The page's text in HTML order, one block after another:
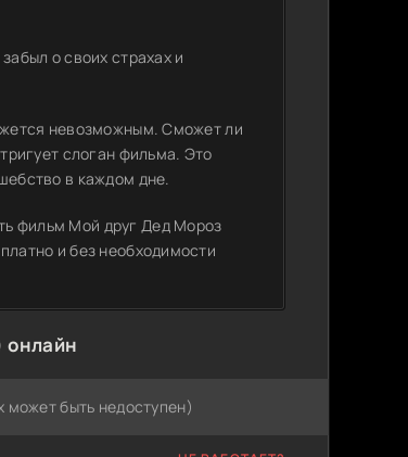
о своих страхах и
невозможным. Сможет ли
слоган фильма. Это
в каждом дне.
фильм Мой друг Дед Мороз
и без необходимости
онлайн
может быть недоступен)